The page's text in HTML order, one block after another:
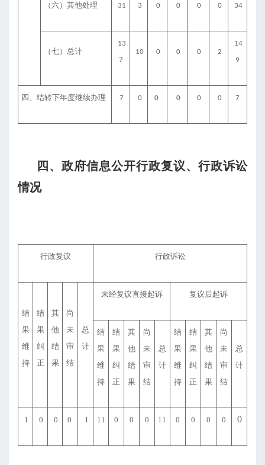
（六）其他处理 31 3 0 0 0 0 34
（七）总计
13
7
10 0 0 0 2
14
9
四、结转下年度继续办理 7 0 0 0 0 0 7
四、政府信息公开行政复议、行政诉讼
情况
行政复议 行政诉讼
结
果
维
持
结
果
纠
正
其
他
结
果
尚
未
审
结
总
计
未经复议直接起诉 复议后起诉
结
果
维
持
结
果
纠
正
其
他
结
果
尚
未
审
结
总
计
结
果
维
持
结
果
纠
正
其
他
结
果
尚
未
审
结
总
计
1 0 0 0 1 11 0 0 0 11 0 0 0 0 0